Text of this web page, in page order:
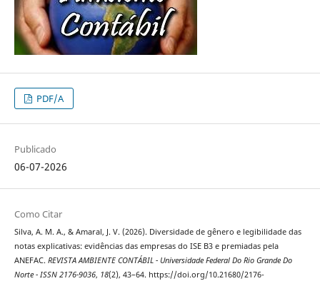
PDF/A
Publicado
06-07-2026
Como Citar
Silva, A. M. A., & Amaral, J. V. (2026). Diversidade de gênero e legibilidade das
notas explicativas: evidências das empresas do ISE B3 e premiadas pela
ANEFAC. REVISTA AMBIENTE CONTÁBIL - Universidade Federal Do Rio Grande Do
Norte - ISSN 2176-9036, 18(2), 43–64. https://doi.org/10.21680/2176-